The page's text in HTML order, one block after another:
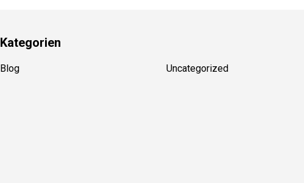
Kategorien
Blog Uncategorized